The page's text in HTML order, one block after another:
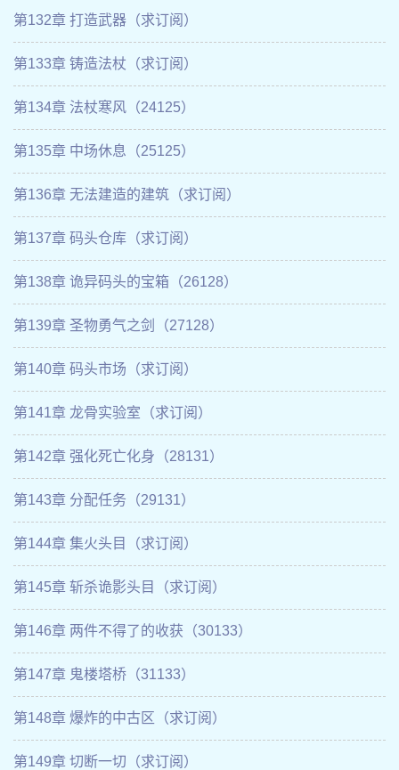
第132章 打造武器（求订阅）
第133章 铸造法杖（求订阅）
第134章 法杖寒风（24125）
第135章 中场休息（25125）
第136章 无法建造的建筑（求订阅）
第137章 码头仓库（求订阅）
第138章 诡异码头的宝箱（26128）
第139章 圣物勇气之剑（27128）
第140章 码头市场（求订阅）
第141章 龙骨实验室（求订阅）
第142章 强化死亡化身（28131）
第143章 分配任务（29131）
第144章 集火头目（求订阅）
第145章 斩杀诡影头目（求订阅）
第146章 两件不得了的收获（30133）
第147章 鬼楼塔桥（31133）
第148章 爆炸的中古区（求订阅）
第149章 切断一切（求订阅）